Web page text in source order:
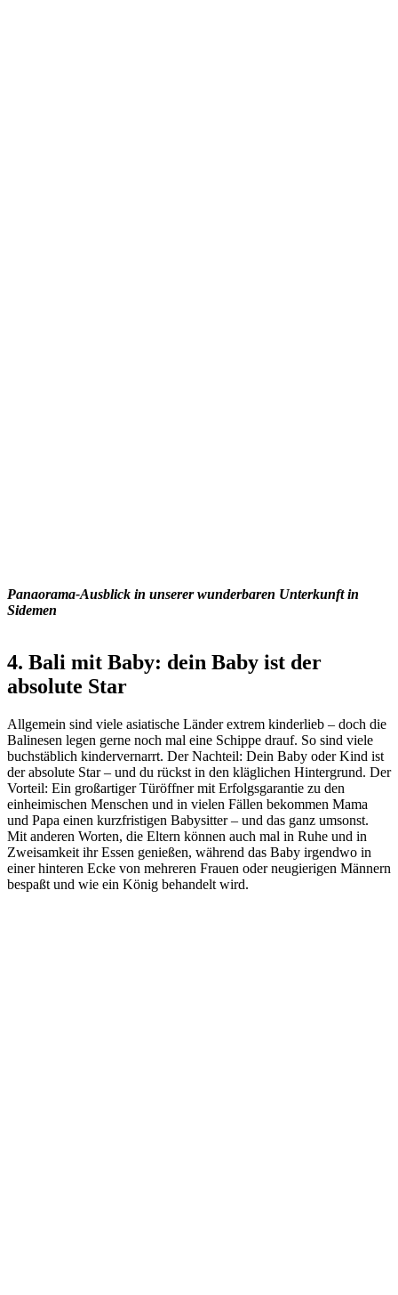
Panaorama-Ausblick in unserer wunderbaren Unterkunft in
Sidemen
4. Bali mit Baby: dein Baby ist der
absolute Star
Allgemein sind viele asiatische Länder extrem kinderlieb – doch die
Balinesen legen gerne noch mal eine Schippe drauf. So sind viele
buchstäblich kindervernarrt. Der Nachteil: Dein Baby oder Kind ist
der absolute Star – und du rückst in den kläglichen Hintergrund. Der
Vorteil: Ein großartiger Türöffner mit Erfolgsgarantie zu den
einheimischen Menschen und in vielen Fällen bekommen Mama
und Papa einen kurzfristigen Babysitter – und das ganz umsonst.
Mit anderen Worten, die Eltern können auch mal in Ruhe und in
Zweisamkeit ihr Essen genießen, während das Baby irgendwo in
einer hinteren Ecke von mehreren Frauen oder neugierigen Männern
bespaßt und wie ein König behandelt wird.